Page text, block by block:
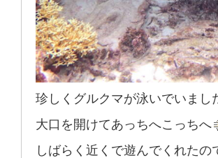
珍しくグルクマが泳いでいまし
大口を開けてあっちへこっちへ
しばらく近くで遊んでくれたの